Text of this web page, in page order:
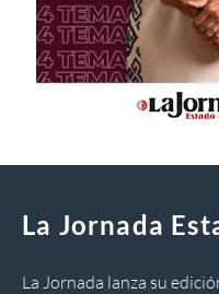
La Jornada
La Jornada lanza su